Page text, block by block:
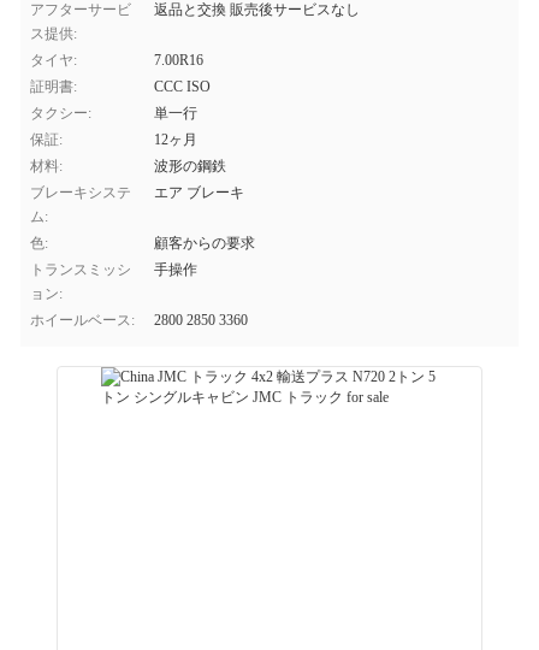
アフターサービ
ス提供:
返品と交換 販売後サービスなし
タイヤ:
7.00R16
証明書:
CCC ISO
タクシー:
単一行
保証:
12ヶ月
材料:
波形の鋼鉄
ブレーキシステ
ム:
エア ブレーキ
色:
顧客からの要求
トランスミッシ
ョン:
手操作
ホイールベース: 2800 2850 3360